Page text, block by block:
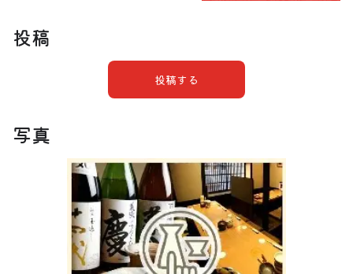
投稿
投稿する
写真